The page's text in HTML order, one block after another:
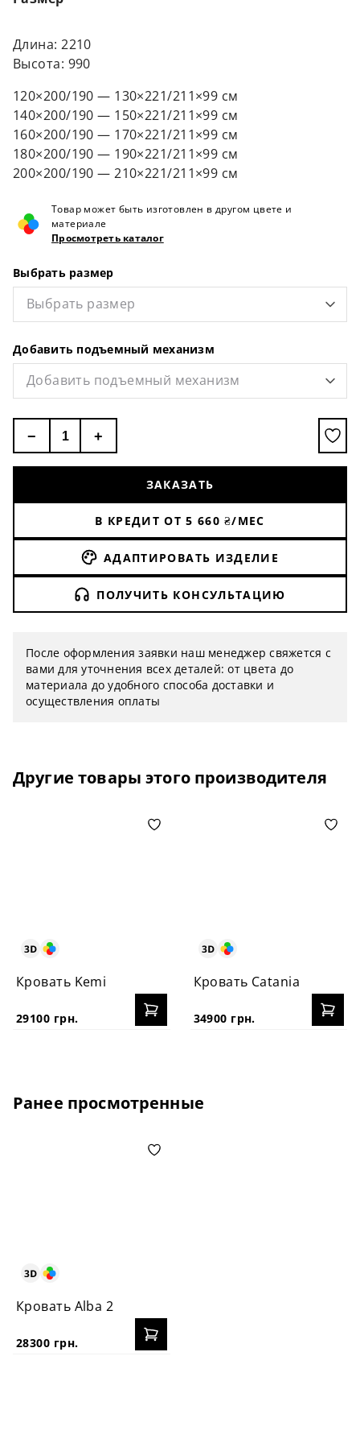
Подъемный механизм с газовыми
Опорные траверсы 20×40×2 мм
Съемное дно с ЛДСП, разделенное на 3 части с
Буферная щетка по периметру
Глубина ниши для хранения – 15 см
Длина: 2210
Высота: 990
120×200/190 — 130×221/211×99 см
140×200/190 — 150×221/211×99 см
160×200/190 — 170×221/211×99 см
180×200/190 — 190×221/211×99 см
200×200/190 — 210×221/211×99 см
Товар может быть изготовлен в другом цвете и
материале
Просмотреть каталог
Выбрать размер
Выбрать размер
Добавить подъемный механизм
Добавить подъемный механизм
− +
ЗАКАЗАТЬ
В КРЕДИТ ОТ 5 660 ₴/МЕС
АДАПТИРОВАТЬ ИЗДЕЛИЕ
ПОЛУЧИТЬ КОНСУЛЬТАЦИЮ
После оформления заявки наш менеджер свяжется с
вами для уточнения всех деталей: от цвета до
материала до удобного способа доставки и
осуществления оплаты
Другие товары этого производителя
Кровать Kemi
29100 грн.
Кровать Catania
34900 грн.
Ранее просмотренные
Кровать Alba 2
28300 грн.